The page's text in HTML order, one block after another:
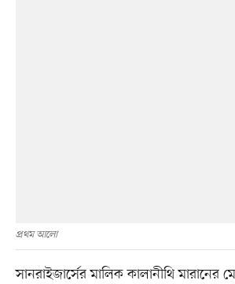
প্রথম আলো
সানরাইজার্সের মালিক কালানীথি মারানের